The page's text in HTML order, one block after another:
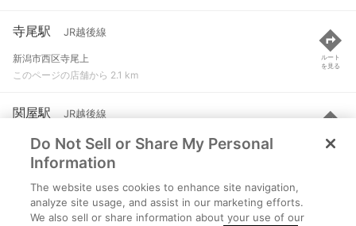
寺尾駅 JR越後線
新潟市西区寺尾上
このページの店舗から 2.1 km
ルート
を見る
関屋駅 JR越後線
新潟市中央区関屋大川前２丁目
このページの店舗から 2.8 km
ルート
を見る
新潟大学前駅
新潟市西区坂井砂山４丁目
Do Not Sell or Share My Personal
Information
The website uses cookies to enhance site navigation,
analyze site usage, and assist in our marketing efforts.
We also sell or share information about your use of our